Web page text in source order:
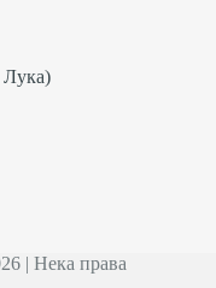
| Нека права